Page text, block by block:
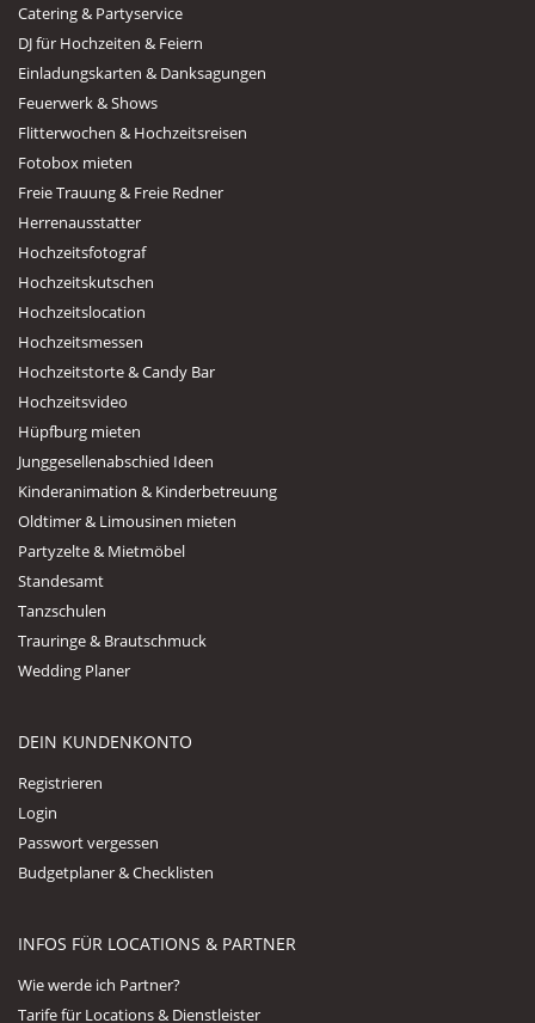
Catering & Partyservice
DJ für Hochzeiten & Feiern
Einladungskarten & Danksagungen
Feuerwerk & Shows
Flitterwochen & Hochzeitsreisen
Fotobox mieten
Freie Trauung & Freie Redner
Herrenausstatter
Hochzeitsfotograf
Hochzeitskutschen
Hochzeitslocation
Hochzeitsmessen
Hochzeitstorte & Candy Bar
Hochzeitsvideo
Hüpfburg mieten
Junggesellenabschied Ideen
Kinderanimation & Kinderbetreuung
Oldtimer & Limousinen mieten
Partyzelte & Mietmöbel
Standesamt
Tanzschulen
Trauringe & Brautschmuck
Wedding Planer
DEIN KUNDENKONTO
Registrieren
Login
Passwort vergessen
Budgetplaner & Checklisten
INFOS FÜR LOCATIONS & PARTNER
Wie werde ich Partner?
Tarife für Locations & Dienstleister